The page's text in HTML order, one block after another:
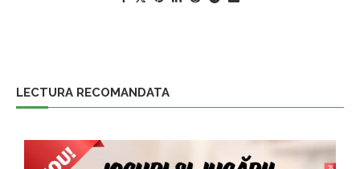
LECTURA RECOMANDATA